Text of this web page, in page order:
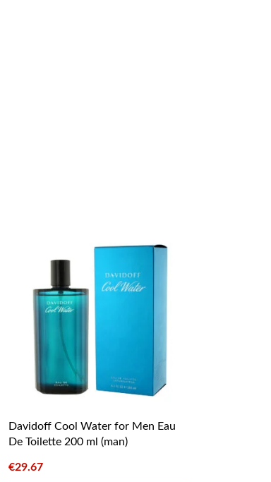
Davidoff Cool Water for Men Eau
De Toilette 200 ml (man)
€29.67